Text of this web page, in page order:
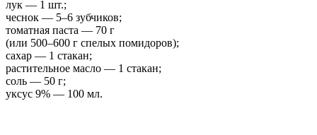
лук — 1 шт.;
чеснок — 5–6 зубчиков;
томатная паста — 70 г
(или 500–600 г спелых помидоров);
сахар — 1 стакан;
растительное масло — 1 стакан;
соль — 50 г;
уксус 9% — 100 мл.